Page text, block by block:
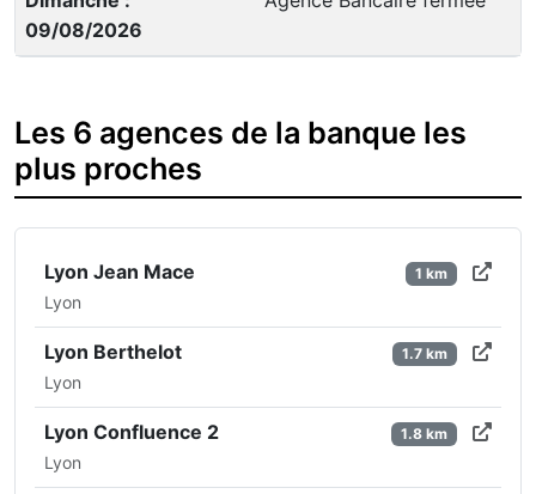
09/08/2026
Les 6 agences de la banque les
plus proches
Lyon Jean Mace
Lyon
1 km
Lyon Berthelot
Lyon
1.7 km
Lyon Confluence 2
Lyon
1.8 km